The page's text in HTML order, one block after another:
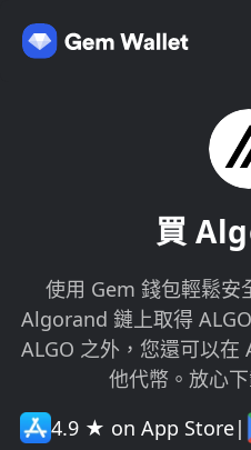
買
使用 Gem 錢包輕鬆
Algorand 鏈上取得
ALGO 之外，您還可以
他代幣。放心
4.9 ★ on App Store|